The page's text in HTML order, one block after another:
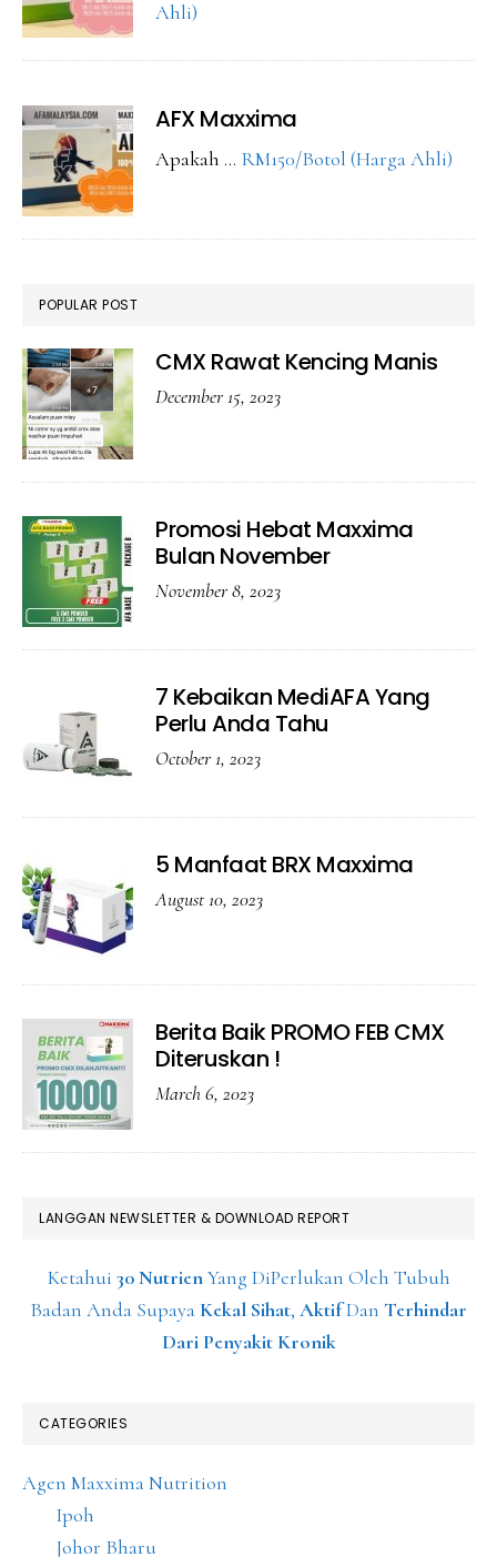
Ahli)
AFX Maxxima
Apakah … RM150/Botol (Harga Ahli)
POPULAR POST
CMX Rawat Kencing Manis
December 15, 2023
Promosi Hebat Maxxima
Bulan November
November 8, 2023
7 Kebaikan MediAFA Yang
Perlu Anda Tahu
October 1, 2023
5 Manfaat BRX Maxxima
August 10, 2023
Berita Baik PROMO FEB CMX
Diteruskan !
March 6, 2023
LANGGAN NEWSLETTER & DOWNLOAD REPORT
Ketahui 30 NutrienYang DiPerlukan Oleh Tubuh
Badan Anda Supaya Kekal Sihat, AktifDan Terhindar
Dari Penyakit Kronik
CATEGORIES
Agen Maxxima Nutrition
Ipoh
Johor Bharu